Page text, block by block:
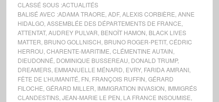
CLASSÉ SOUS :ACTUALITÉS
BALISÉ AVEC :ADAMA TRAORE ADF, ALEXIS CORBIÈRE ANNE
HIDALGO, ASSEMBLÉE DES DÉPARTEMENTS DE FRANCE
ATTENTAT, AUDREY PULVAR BENOÎT HAMON BLACK LIVES
MATTER BRUNO GOLLNISCH BRUNO ROGER-PETIT, CÉDRIC
HERROU CHARENTE-MARITIME CLÉMENTINE AUTAIN
DIEUDONNÉ DOMINIQUE BUSSEREAU DONALD TRUMP,
DREAMERS, EMMANUELLE MÉNARD EVRY, FARIDA AMRANI,
FÊTE DE L’HUMANITÉ FN FRANÇOIS RUFFIN GÉRARD
FILOCHE GÉRARD MILLER IMMIGRATION INVASION IMMIGRÉS
CLANDESTINS, JEAN-MARIE LE PEN LA FRANCE INSOUMISE